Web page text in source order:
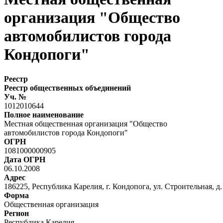
организация "Общество
автомобилистов города
Кондопоги"
Реестр
Реестр общественных объединений
Уч. №
1012010644
Полное наименование
Местная общественная организация "Общество
автомобилистов города Кондопоги"
ОГРН
1081000000905
Дата ОГРН
06.10.2008
Адрес
186225, Республика Карелия, г. Кондопога, ул. Строительная,
Форма
Общественная организация
Регион